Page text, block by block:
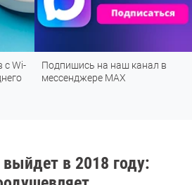
с Wi-
Подпишись на наш канал в
мессенджере МАХ
выйдет в 2018 году: